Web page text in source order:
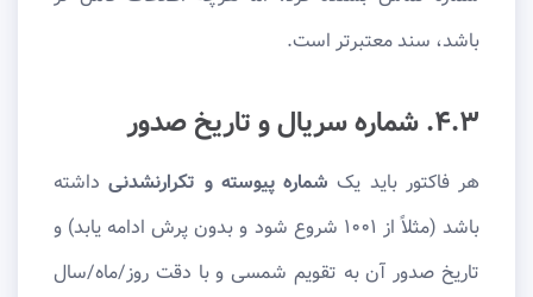
باشد، سند معتبرتر است.
۴.۳. شماره سریال و تاریخ صدور
هر فاکتور باید یک شماره پیوسته و تکرارنشدنیداشته
باشد (مثلاً از ۱۰۰۱ شروع شود و بدون پرش ادامه یابد) و
تاریخ صدور آن به تقویم شمسی و با دقت روز/ماه/سال